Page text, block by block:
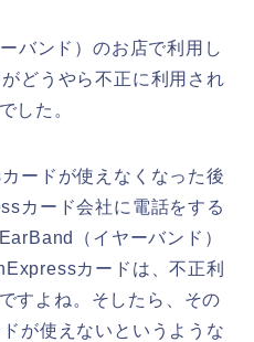
バンド）のお店で利用し
どうやら不正に利用され
した。
ードが使えなくなった後
カード会社に電話をする
（イヤーバンド）
カードは、不正利
すよね。そしたら、その
が使えないというような